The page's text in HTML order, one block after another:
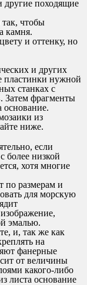
другие походящие
чтобы
камня.
и оттенку, но
и других
пластинки нужной
станках с
Затем фрагменты
основание.
из
ниже.
если
более низкой
хотя многие
по размерам и
для морскую
эмалью.
и, так же как
на
фанерные
от величины
какого-либо
листа основание